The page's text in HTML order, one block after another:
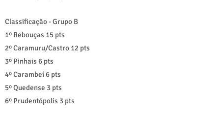
Classificação - Grupo B
1º Rebouças 15 pts
2º Caramuru/Castro 12 pts
3º Pinhais 6 pts
4º Carambeí 6 pts
5º Quedense 3 pts
6º Prudentópolis 3 pts